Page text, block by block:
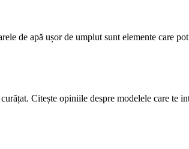
de apă ușor de umplut sunt elemente care
Citește opiniile despre modelele care te